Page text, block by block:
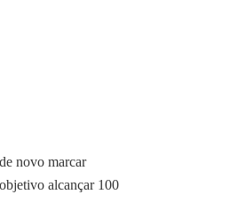
novo marcar
alcançar 100